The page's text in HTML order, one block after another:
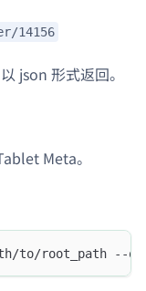
14156
json 形式返回。
Meta。
root_path --